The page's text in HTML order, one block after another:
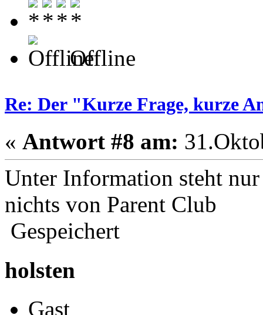
Offline
Re: Der "Kurze Frage, kurze
« Antwort #8 am:
Unter Information steht
nichts von Parent Club
Gespeichert
holsten
Gast